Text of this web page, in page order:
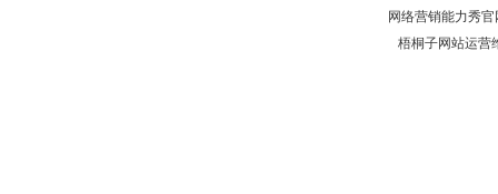
网络营销能力秀官
梧桐子网站运营